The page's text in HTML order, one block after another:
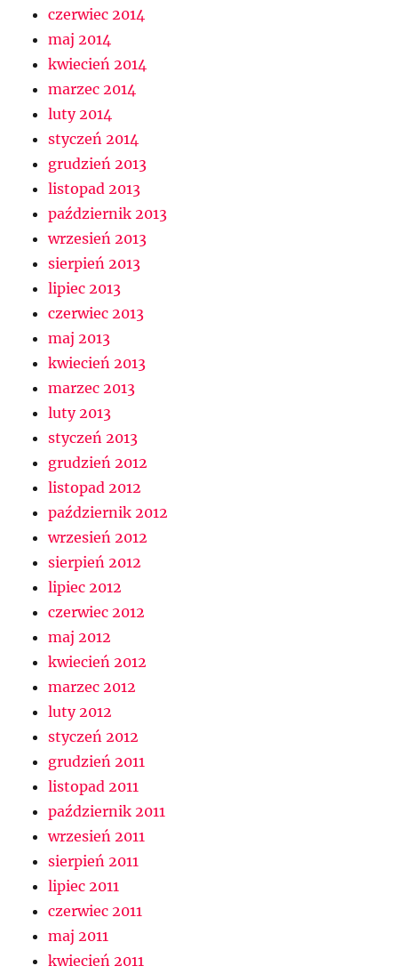
czerwiec 2014
maj 2014
kwiecień 2014
marzec 2014
luty 2014
styczeń 2014
grudzień 2013
listopad 2013
październik 2013
wrzesień 2013
sierpień 2013
lipiec 2013
czerwiec 2013
maj 2013
kwiecień 2013
marzec 2013
luty 2013
styczeń 2013
grudzień 2012
listopad 2012
październik 2012
wrzesień 2012
sierpień 2012
lipiec 2012
czerwiec 2012
maj 2012
kwiecień 2012
marzec 2012
luty 2012
styczeń 2012
grudzień 2011
listopad 2011
październik 2011
wrzesień 2011
sierpień 2011
lipiec 2011
czerwiec 2011
maj 2011
kwiecień 2011